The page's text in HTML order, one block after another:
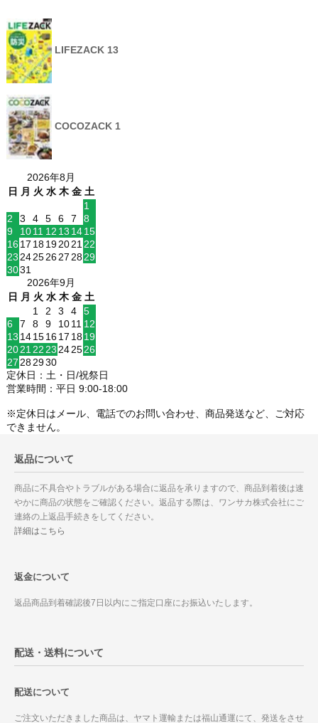
LIFEZACK 13
COCOZACK 1
2026年8月
日
月 火 水 木 金 土
1
2
3 4 5 6 7
8
9
1011 12 13 1415
16 17 18192021 22
23 24252627 2829
3031
2026年9月
日
月 火 水 木 金 土
1
2 3 4
5
6
7 8 9 1011 12
13 14151617 1819
2021 22 23 242526
27 282930
定休日：土・日/祝祭日
営業時間：平日 9:00-18:00
※定休日はメール、電話でのお問い合わせ、商品発送など、ご対応
できません。
返品について
商品に不具合やトラブルがある場合に返品を承りますので、商品到着後は速
やかに商品の状態をご確認ください。返品する際は、ワンサカ株式会社にご
連絡の上返品手続きをしてください。
詳細はこちら
返金について
返品商品到着確認後7日以内にご指定口座にお振込いたします。
配送・送料について
配送について
ご注文いただきました商品は、ヤマト運輸または福山通運にて、発送をさせ